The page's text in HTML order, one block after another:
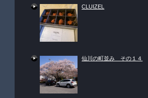
CLUIZEL
仙川の町並み その１４